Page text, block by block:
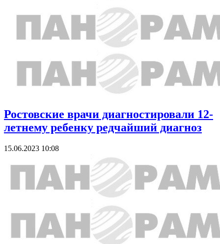
Ростовские врачи диагностировали 12-
летнему ребенку редчайший диагноз
15.06.2023 10:08